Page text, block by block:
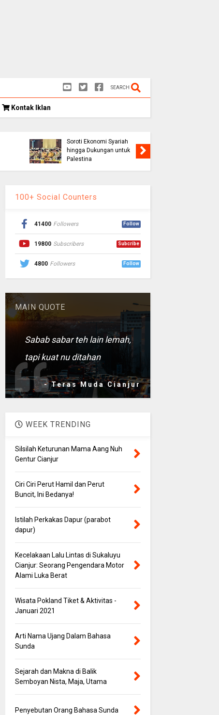
SEARCH
Kontak Iklan
Soroti Ekonomi Syariah
hingga Dukungan untuk
Palestina
100+ Social Counters
41400 Followers Follow
19800 Subscribers Subcribe
4800 Followers Follow
MAIN QUOTE
Sabab sabar teh lain lemah,
tapi kuat nu ditahan
- Teras Muda Cianjur
WEEK TRENDING
Silsilah Keturunan Mama Aang Nuh
Gentur Cianjur
Ciri Ciri Perut Hamil dan Perut
Buncit, Ini Bedanya!
Istilah Perkakas Dapur (parabot
dapur)
Kecelakaan Lalu Lintas di Sukaluyu
Cianjur: Seorang Pengendara Motor
Alami Luka Berat
Wisata Pokland Tiket & Aktivitas -
Januari 2021
Arti Nama Ujang Dalam Bahasa
Sunda
Sejarah dan Makna di Balik
Semboyan Nista, Maja, Utama
Penyebutan Orang Bahasa Sunda